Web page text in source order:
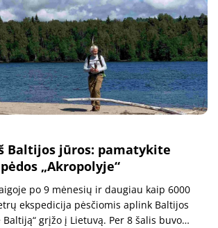
Baltijos jūros: pamatykite
„Akropolyje“
po 9 mėnesių ir daugiau kaip 6000
ekspedicija pėsčiomis aplink Baltijos
grįžo į Lietuvą. Per 8 šalis buvo